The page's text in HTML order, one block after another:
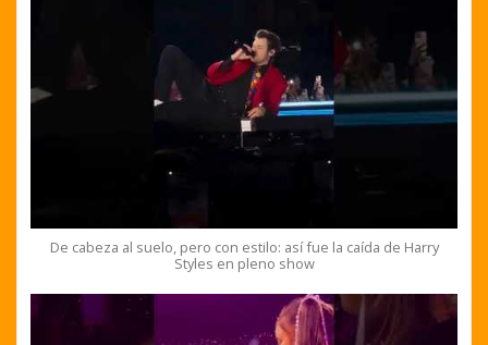
De cabeza al suelo, pero con estilo: así fue la caída de Harry
Styles en pleno show